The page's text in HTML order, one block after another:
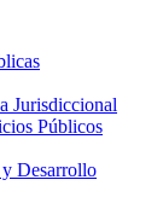
Jurisdiccional
Públicos
Desarrollo